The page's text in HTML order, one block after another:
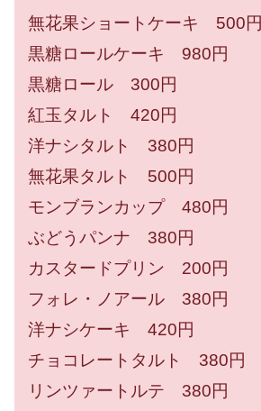
無花果ショートケーキ 500円
黒糖ロールケーキ 980円
黒糖ロール 300円
紅玉タルト 420円
洋ナシタルト 380円
無花果タルト 500円
モンブランカップ 480円
ぶどうパンナ 380円
カスタードプリン 200円
フォレ・ノアール 380円
洋ナシケーキ 420円
チョコレートタルト 380円
リンツァートルテ 380円